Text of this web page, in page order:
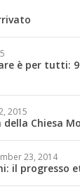
è per tutti:
2015
della Chiesa
23, 2014
il progresso